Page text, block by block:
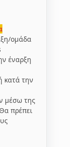
ομάδα
έναρξη
κατά την
μέσω της
πρέπει